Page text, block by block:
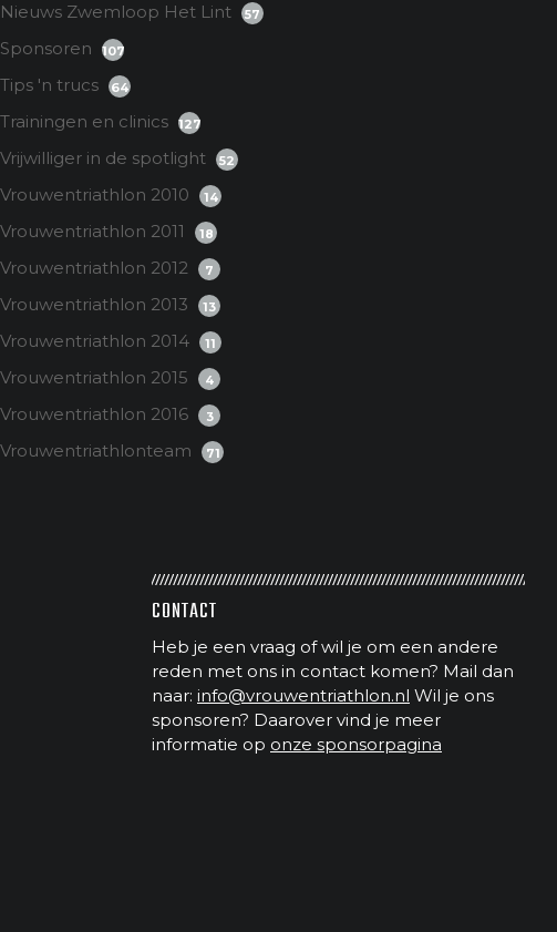
Nieuws Zwemloop Het Lint 57
Sponsoren 107
Tips 'n trucs 64
Trainingen en clinics 127
Vrijwilliger in de spotlight 52
Vrouwentriathlon 2010 14
Vrouwentriathlon 2011 18
Vrouwentriathlon 2012 7
Vrouwentriathlon 2013 13
Vrouwentriathlon 2014 11
Vrouwentriathlon 2015 4
Vrouwentriathlon 2016 3
Vrouwentriathlonteam 71
CONTACT
Heb je een vraag of wil je om een andere
reden met ons in contact komen? Mail dan
naar: info@vrouwentriathlon.nl Wil je ons
sponsoren? Daarover vind je meer
informatie op onze sponsorpagina